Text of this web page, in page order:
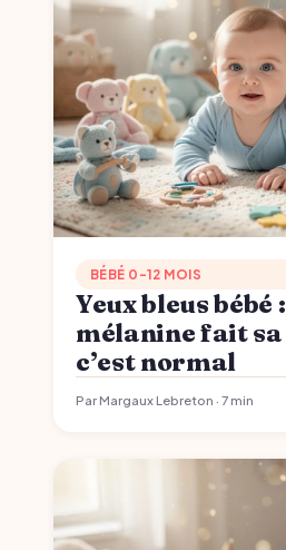
BÉBÉ 0-12 MOIS
Yeux bleus bébé
mélanine fait
c’est normal
Par Margaux Lebreton · 7 min